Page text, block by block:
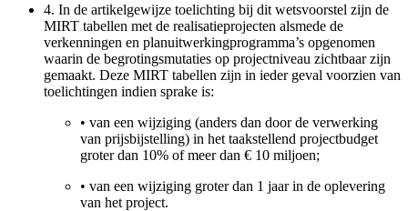
4. In de artikelgewijze toelichting bij dit wetsvoorstel zijn de
MIRT tabellen met de realisatieprojecten alsmede de
verkenningen en planuitwerkingprogramma’s opgenomen
waarin de begrotingsmutaties op projectniveau zichtbaar zijn
gemaakt. Deze MIRT tabellen zijn in ieder geval voorzien van
toelichtingen indien sprake is:
• van een wijziging (anders dan door de verwerking
van prijsbijstelling) in het taakstellend projectbudget
groter dan 10% of meer dan € 10 miljoen;
• van een wijziging groter dan 1 jaar in de oplevering
van het project.